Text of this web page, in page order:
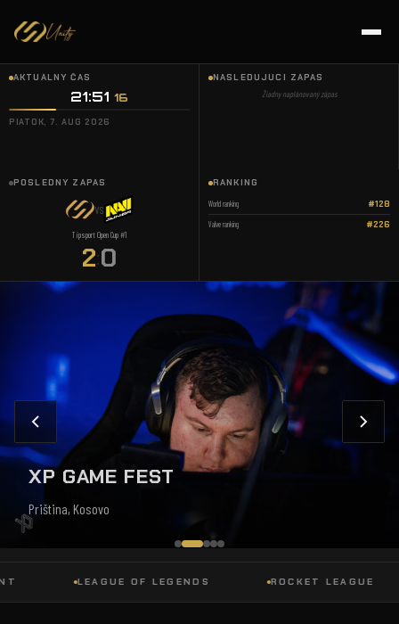
AKTUÁLNY ČAS
21:51 17
PIATOK, 7. AUG 2026
NASLEDUJÚCI ZÁPAS
Žiadny naplánovaný zápas
POSLEDNÝ ZÁPAS
VS
Tipsport Open Cup #1
2:0
RANKING
World ranking #128
Valve ranking #226
XP GAME FEST
Priština, Kosovo
LEAGUE OF LEGENDS ROCKET LEAGUE